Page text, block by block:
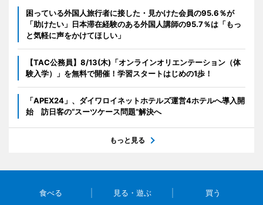
困っている外国人旅行者に接した・見かけた会員の95.6％が
「助けたい」日本滞在経験のある外国人講師の95.7％は「もっ
と気軽に声をかけてほしい」
【TAC公務員】8/13(木)「オンラインオリエンテーション（体
験入学）」を無料で開催！学習スタートはじめの1歩！
「APEX24」、ダイワロイネットホテルズ運営4ホテルへ導入開
始 訪日客の“スーツケース問題”解決へ
もっと見る
食べる 見る・遊ぶ 買う